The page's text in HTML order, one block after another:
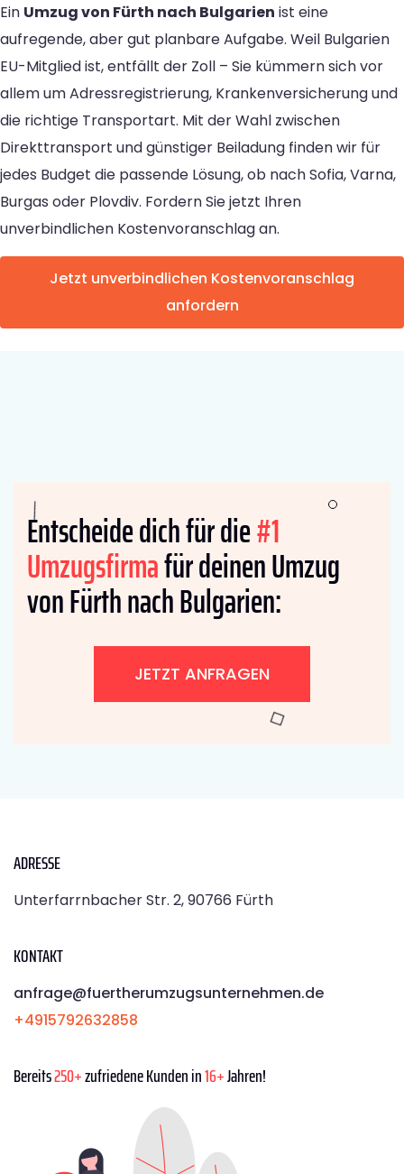
Ein Umzug von Fürth nach Bulgarien ist eine
aufregende, aber gut planbare Aufgabe. Weil Bulgarien
EU-Mitglied ist, entfällt der Zoll – Sie kümmern sich vor
allem um Adressregistrierung, Krankenversicherung und
die richtige Transportart. Mit der Wahl zwischen
Direkttransport und günstiger Beiladung finden wir für
jedes Budget die passende Lösung, ob nach Sofia, Varna,
Burgas oder Plovdiv. Fordern Sie jetzt Ihren
unverbindlichen Kostenvoranschlag an.
Jetzt unverbindlichen Kostenvoranschlag
anfordern
Entscheide dich für die#1
Umzugsfirmafür deinen Umzug
von Fürth nach Bulgarien:
JETZT ANFRAGEN
ADRESSE
Unterfarrnbacher Str. 2, 90766 Fürth
KONTAKT
anfrage@fuertherumzugsunternehmen.de
+4915792632858
Bereits250+zufriedene Kunden in16+Jahren!